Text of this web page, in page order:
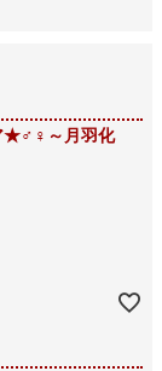
★♂♀～月羽化